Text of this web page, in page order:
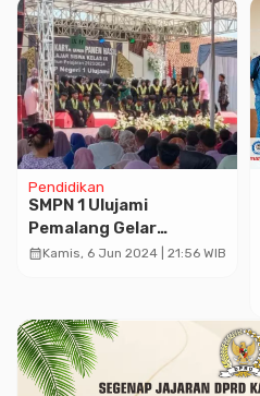
Pendidikan
SMPN 1 Ulujami
Pemalang Gelar
Perpisahan Biaya per
macem Termasuk Ijazah
calendar_monthKamis, 6 Jun 2024 | 21:56 WIB